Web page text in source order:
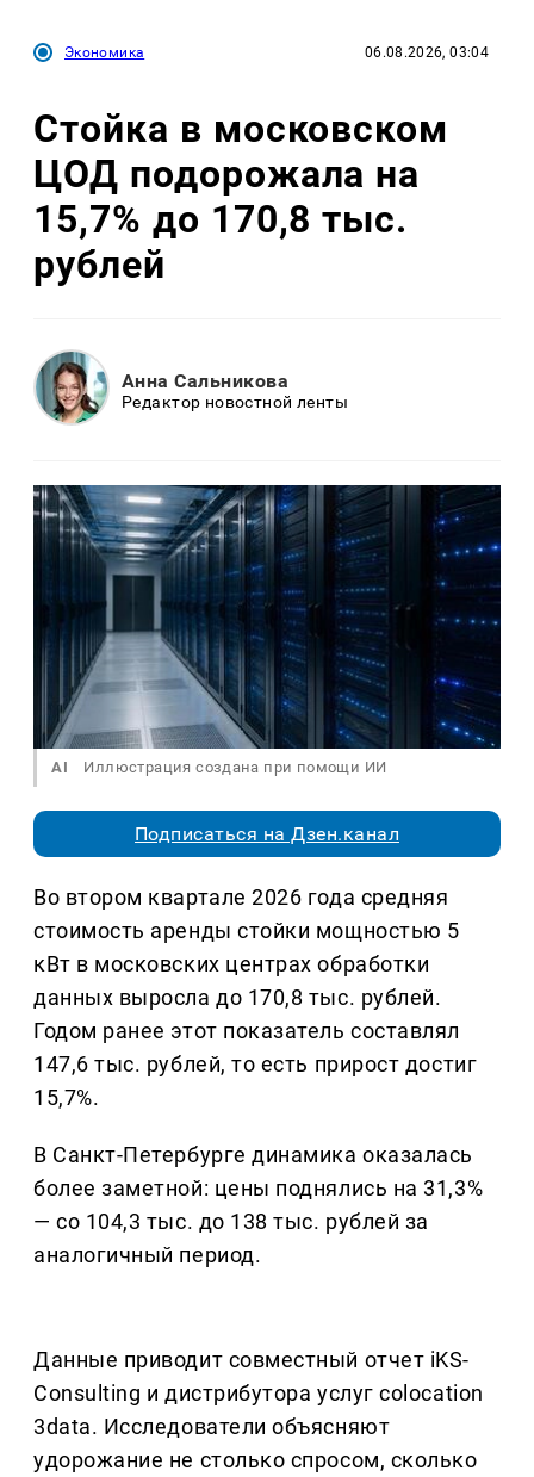
Экономика 06.08.2026, 03:04
Стойка в московском
ЦОД подорожала на
15,7% до 170,8 тыс.
рублей
Анна Сальникова
Редактор новостной ленты
AI Иллюстрация создана при помощи ИИ
Подписаться на Дзен.канал
Во втором квартале 2026 года средняя
стоимость аренды стойки мощностью 5
кВт в московских центрах обработки
данных выросла до 170,8 тыс. рублей.
Годом ранее этот показатель составлял
147,6 тыс. рублей, то есть прирост достиг
15,7%.
В Санкт-Петербурге динамика оказалась
более заметной: цены поднялись на 31,3%
— со 104,3 тыс. до 138 тыс. рублей за
аналогичный период.
Данные приводит совместный отчет iKS-
Consulting и дистрибутора услуг colocation
3data. Исследователи объясняют
удорожание не столько спросом, сколько